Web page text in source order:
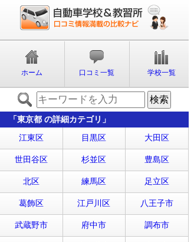
ホーム 口コミ一覧 学校一覧
「東京都 の詳細カテゴリ」
江東区 目黒区 大田区
世田谷区 杉並区 豊島区
北区 練馬区 足立区
葛飾区 江戸川区 八王子市
武蔵野市 府中市 調布市